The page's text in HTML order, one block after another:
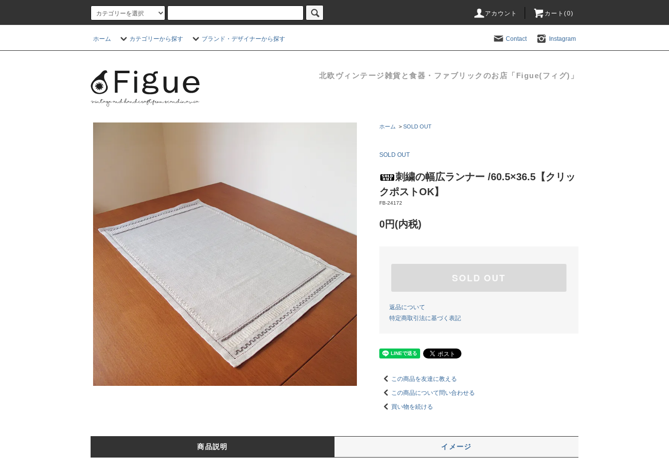
アカウント カート(0)
ホーム カテゴリーから探す ブランド・デザイナーから探す Contact Instagram
北欧ヴィンテージ雑貨と食器・ファブリックのお店「Figue(フィグ)」
ホーム > SOLD OUT
SOLD OUT
刺繍の幅広ランナー /60.5×36.5【クリッ
クポストOK】
FB-24172
0円(内税)
SOLD OUT
返品について
特定商取引法に基づく表記
この商品を友達に教える
この商品について問い合わせる
買い物を続ける
商品説明 イメージ